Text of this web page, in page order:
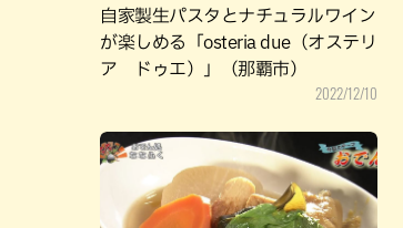
自家製生パスタとナチュラルワイン
が楽しめる「osteria due（オステリ
ア ドゥエ）」（那覇市）
2022/12/10